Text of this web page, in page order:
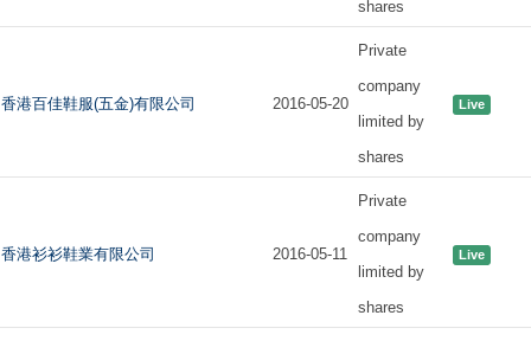
shares
香港百佳鞋服(五金)有限公司 2016-05-20
Private
company
limited by
shares
Live
香港衫衫鞋業有限公司 2016-05-11
Private
company
limited by
shares
Live